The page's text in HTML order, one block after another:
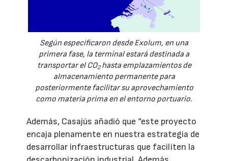
Según especificaron desde Exolum, en una
primera fase, la terminal estará destinada a
transportar el CO2hasta emplazamientos de
almacenamiento permanente para
posteriormente facilitar su aprovechamiento
como materia prima en el entorno portuario.
Además, Casajús añadió que “este proyecto
encaja plenamente en nuestra estrategia de
desarrollar infraestructuras que faciliten la